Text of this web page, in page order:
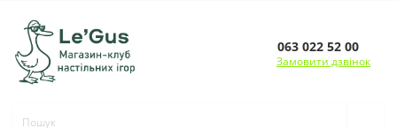
063 022 52 00
Замовити дзвінок